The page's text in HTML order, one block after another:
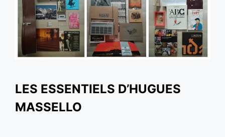
LES ESSENTIELS D’HUGUES
MASSELLO